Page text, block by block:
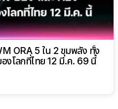
ORA 5 ใน 2 ขุมพลัง ทั้ง
งโลกที่ไทย 12 มี.ค. 69 นี้